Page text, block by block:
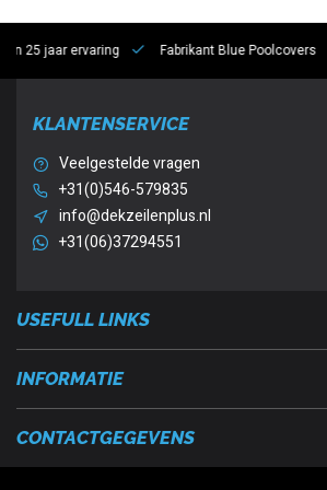
jaar ervaring Fabrikant Blue Poolcovers
KLANTENSERVICE
Veelgestelde vragen
+31(0)546-579835
info@dekzeilenplus.nl
+31(06)37294551
USEFULL LINKS
INFORMATIE
CONTACTGEGEVENS